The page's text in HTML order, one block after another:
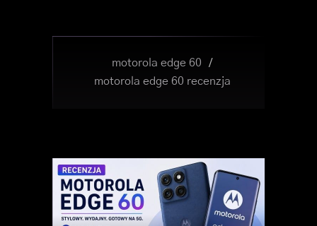
motorola edge 60
/
motorola edge 60 recenzja